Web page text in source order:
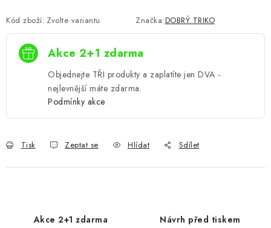
Kód zboží: Zvolte variantu Značka:DOBRÝ TRIKO
Akce 2+1 zdarma
Objednejte TŘI produkty a zaplatíte jen DVA -
nejlevnější máte zdarma.
Podmínky akce
Tisk Zeptat se Hlídat Sdílet
Akce 2+1 zdarma Návrh před tiskem